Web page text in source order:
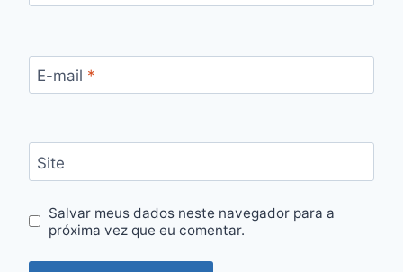
E-mail *
Site
Salvar meus dados neste navegador para a
próxima vez que eu comentar.